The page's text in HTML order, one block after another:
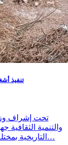
تنفيذ
تحت إشراف
والتنمية الثقافية
التاريخية بمختلف جهات الجمهورية، من خلال تنفيذ برامج دورية…